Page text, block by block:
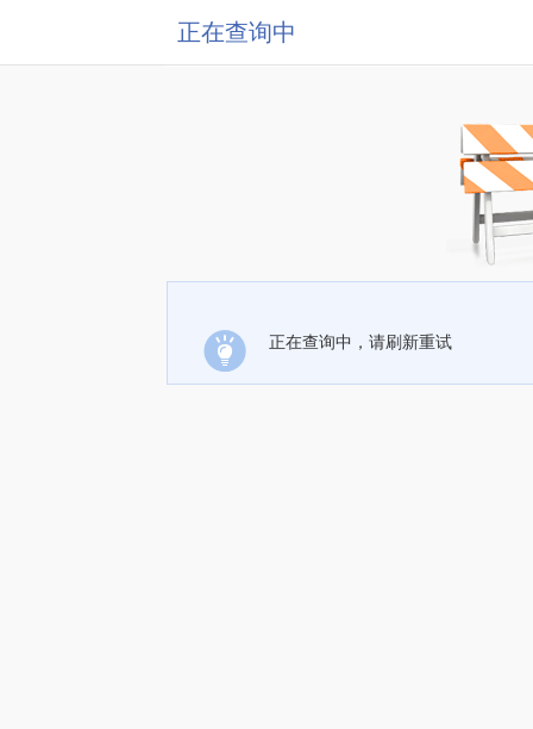
正在查询中
正在查询中，请刷新重试